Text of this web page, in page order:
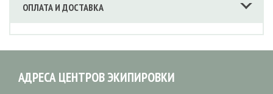
ОПЛАТА И ДОСТАВКА
АДРЕСА ЦЕНТРОВ ЭКИПИРОВКИ